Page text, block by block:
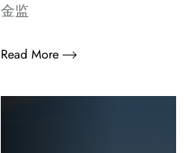
金监
Read More